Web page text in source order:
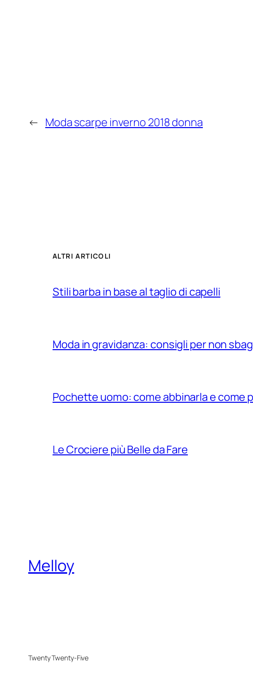
← Moda scarpe inverno 2018 donna
ALTRI ARTICOLI
Stili barba in base al taglio di capelli
Moda in gravidanza: consigli per non
Pochette uomo: come abbinarla e come
Le Crociere più Belle da Fare
Melloy
Twenty Twenty-Five